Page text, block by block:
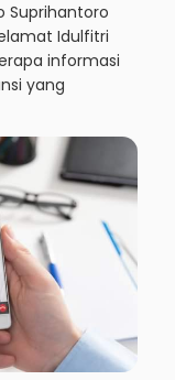
Suprihantoro
Idulfitri
informasi
yang